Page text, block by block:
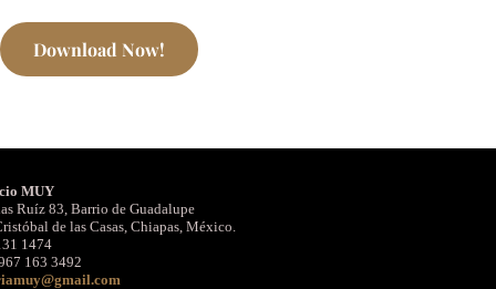
Download Now!
MUY
Ruíz 83, Barrio de Guadalupe
de las Casas, Chiapas, México.
1474
163 3492